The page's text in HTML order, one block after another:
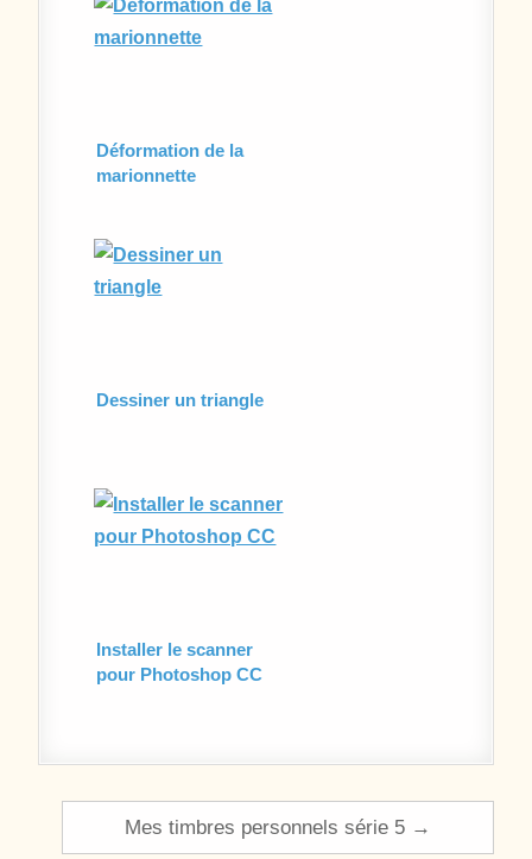
Déformation de la
marionnette
Dessiner un triangle
Installer le scanner
pour Photoshop CC
Navigation de l’article
Mes timbres personnels série 5 →